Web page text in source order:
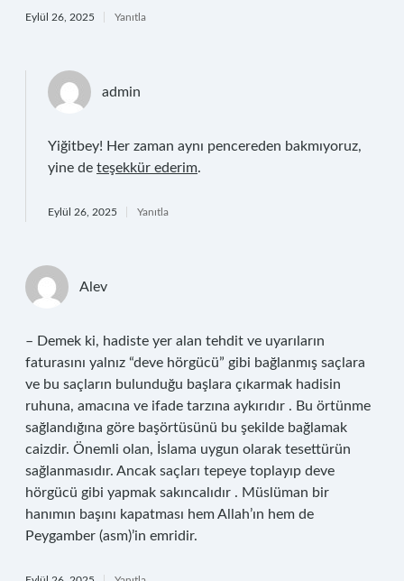
Eylül 26, 2025 Yanıtla
admin
Yiğitbey! Her zaman aynı pencereden bakmıyoruz,
yine de teşekkür ederim.
Eylül 26, 2025 Yanıtla
Alev
– Demek ki, hadiste yer alan tehdit ve uyarıların
faturasını yalnız “deve hörgücü” gibi bağlanmış saçlara
ve bu saçların bulunduğu başlara çıkarmak hadisin
ruhuna, amacına ve ifade tarzına aykırıdır . Bu örtünme
sağlandığına göre başörtüsünü bu şekilde bağlamak
caizdir. Önemli olan, İslama uygun olarak tesettürün
sağlanmasıdır. Ancak saçları tepeye toplayıp deve
hörgücü gibi yapmak sakıncalıdır . Müslüman bir
hanımın başını kapatması hem Allah’ın hem de
Peygamber (asm)’in emridir.